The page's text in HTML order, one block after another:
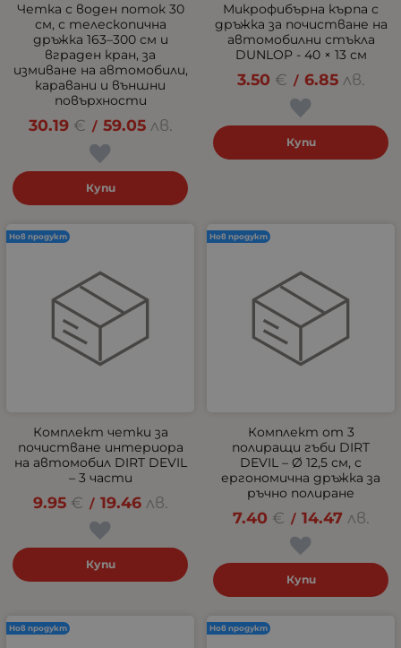
Четка с воден поток 30
см, с телескопична
дръжка 163–300 см и
вграден кран, за
измиване на автомобили,
каравани и външни
повърхности
30.19 € / 59.05 лв.
Купи
Микрофибърна кърпа с
дръжка за почистване на
автомобилни стъкла
DUNLOP - 40 × 13 см
3.50 € / 6.85 лв.
Купи
Комплект четки за
почистване интериора
на автомобил DIRT DEVIL
– 3 части
9.95 € / 19.46 лв.
Купи
Нов продукт
Комплект от 3
полиращи гъби DIRT
DEVIL – Ø 12,5 см, с
ергономична дръжка за
ръчно полиране
7.40 € / 14.47 лв.
Купи
Нов продукт
Нов продукт Нов продукт